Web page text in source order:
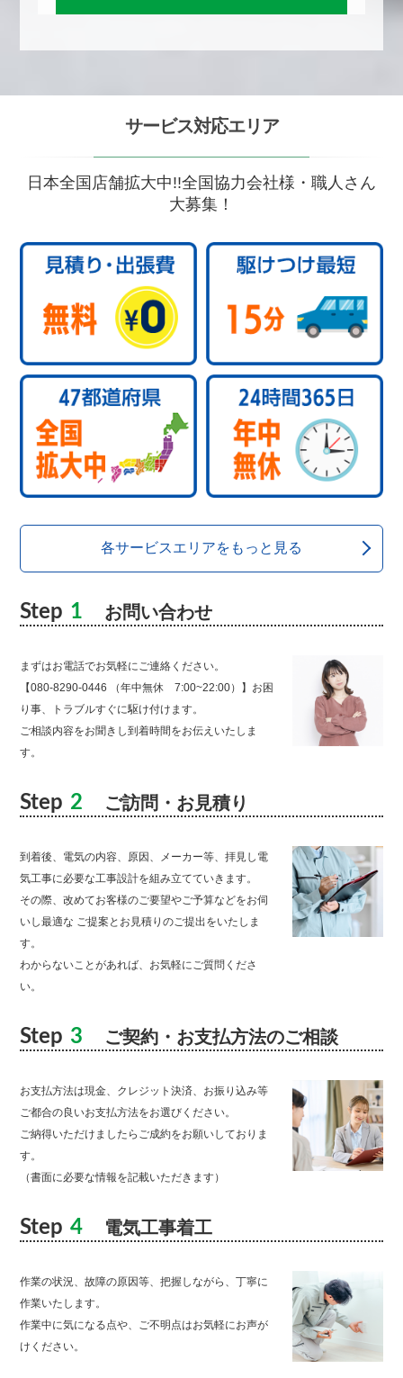
サービス対応エリア
日本全国店舗拡大中!!全国協力会社様・職人さん
大募集！
各サービスエリアをもっと見る
Step 1 お問い合わせ
まずはお電話でお気軽にご連絡ください。
【080-8290-0446 （年中無休 7:00~22:00）】お困
り事、トラブルすぐに駆け付けます。
ご相談内容をお聞きし到着時間をお伝えいたしま
す。
Step 2 ご訪問・お見積り
到着後、電気の内容、原因、メーカー等、拝見し電
気工事に必要な工事設計を組み立てていきます。
その際、改めてお客様のご要望やご予算などをお伺
いし最適な ご提案とお見積りのご提出をいたしま
す。
わからないことがあれば、お気軽にご質問くださ
い。
Step 3 ご契約・お支払方法のご相談
お支払方法は現金、クレジット決済、お振り込み等
ご都合の良いお支払方法をお選びください。
ご納得いただけましたらご成約をお願いしておりま
す。
（書面に必要な情報を記載いただきます）
Step 4 電気工事着工
作業の状況、故障の原因等、把握しながら、丁寧に
作業いたします。
作業中に気になる点や、ご不明点はお気軽にお声が
けください。